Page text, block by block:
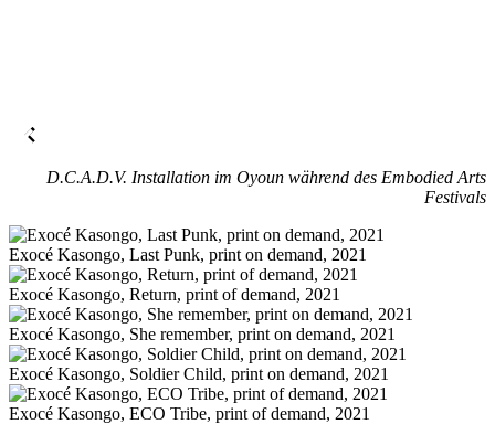
D.C.A.D.V. Installation im Oyoun während des Embodied Arts
Festivals
Exocé Kasongo, Last Punk, print on demand, 2021
Exocé Kasongo, Return, print of demand, 2021
Exocé Kasongo, She remember, print on demand, 2021
Exocé Kasongo, Soldier Child, print on demand, 2021
Exocé Kasongo, ECO Tribe, print of demand, 2021